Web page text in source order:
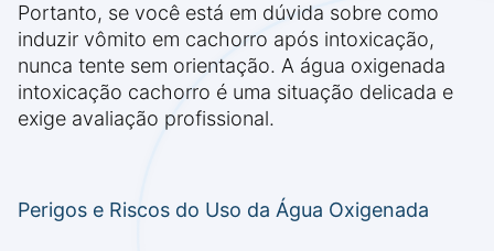
Portanto, se você está em dúvida sobre como
induzir vômito em cachorro após intoxicação,
nunca tente sem orientação. A água oxigenada
intoxicação cachorro é uma situação delicada e
exige avaliação profissional.
Perigos e Riscos do Uso da Água Oxigenada